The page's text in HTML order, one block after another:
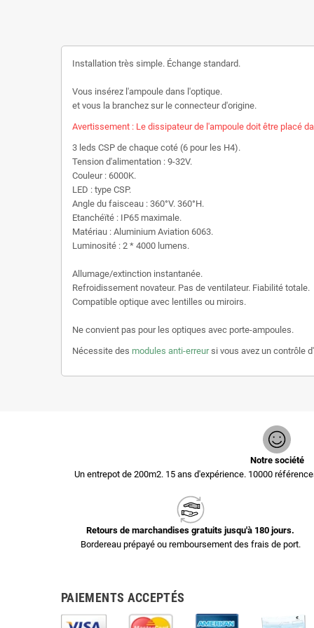
Installation très simple. Échange standard.
Vous insérez l'ampoule dans l'optique.
et vous la branchez sur le connecteur d'origine.
Avertissement : Le dissipateur de l'ampoule doit être placé
3 leds CSP de chaque coté (6 pour les H4).
Tension d'alimentation : 9-32V.
Couleur : 6000K.
LED : type CSP.
Angle du faisceau : 360°V. 360°H.
Etanchéïté : IP65 maximale.
Matériau : Aluminium Aviation 6063.
Luminosité : 2 * 4000 lumens.
Allumage/extinction instantanée.
Refroidissement novateur. Pas de ventilateur. Fiabilité totale.
Compatible optique avec lentilles ou miroirs.
Ne convient pas pour les optiques avec porte-ampoules.
Nécessite des modules anti-erreursi vous avez un contrôle
Notre société
Un entrepot de 200m2. 15 ans d'expérience. 10000
Retours de marchandises gratuits jusqu'à 180 jours.
Bordereau prépayé ou remboursement des frais de port.
PAIEMENTS ACCEPTÉS